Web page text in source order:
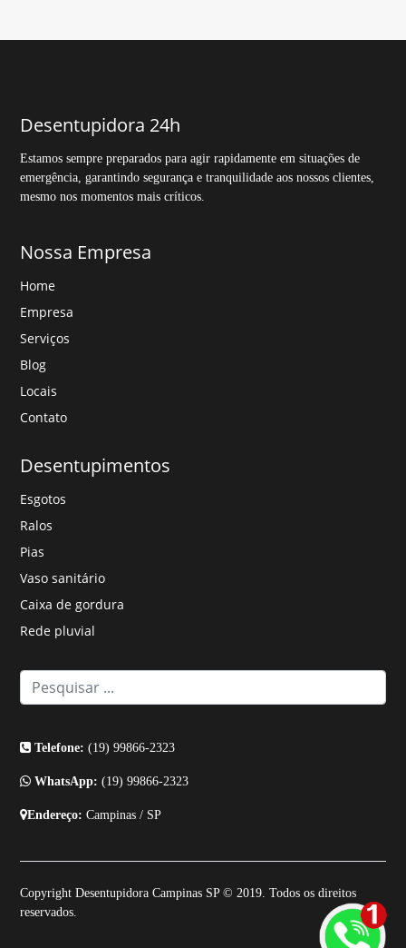
Desentupidora 24h
Estamos sempre preparados para agir rapidamente em situações de
emergência, garantindo segurança e tranquilidade aos nossos clientes,
mesmo nos momentos mais críticos.
Nossa Empresa
Home
Empresa
Serviços
Blog
Locais
Contato
Desentupimentos
Esgotos
Ralos
Pias
Vaso sanitário
Caixa de gordura
Rede pluvial
Telefone: (19) 99866-2323
WhatsApp: (19) 99866-2323
Endereço: Campinas / SP
Copyright Desentupidora Campinas SP © 2019. Todos os direitos
reservados.